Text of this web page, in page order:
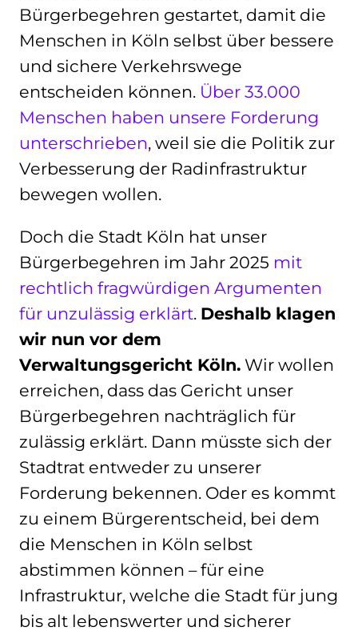
Bürgerbegehren gestartet, damit die
Menschen in Köln selbst über bessere
und sichere Verkehrswege
entscheiden können. Über 33.000
Menschen haben unsere Forderung
unterschrieben, weil sie die Politik zur
Verbesserung der Radinfrastruktur
bewegen wollen.
Doch die Stadt Köln hat unser
Bürgerbegehren im Jahr 2025 mit
rechtlich fragwürdigen Argumenten
für unzulässig erklärt. Deshalb klagen
wir nun vor dem
Verwaltungsgericht Köln. Wir wollen
erreichen, dass das Gericht unser
Bürgerbegehren nachträglich für
zulässig erklärt. Dann müsste sich der
Stadtrat entweder zu unserer
Forderung bekennen. Oder es kommt
zu einem Bürgerentscheid, bei dem
die Menschen in Köln selbst
abstimmen können – für eine
Infrastruktur, welche die Stadt für jung
bis alt lebenswerter und sicherer